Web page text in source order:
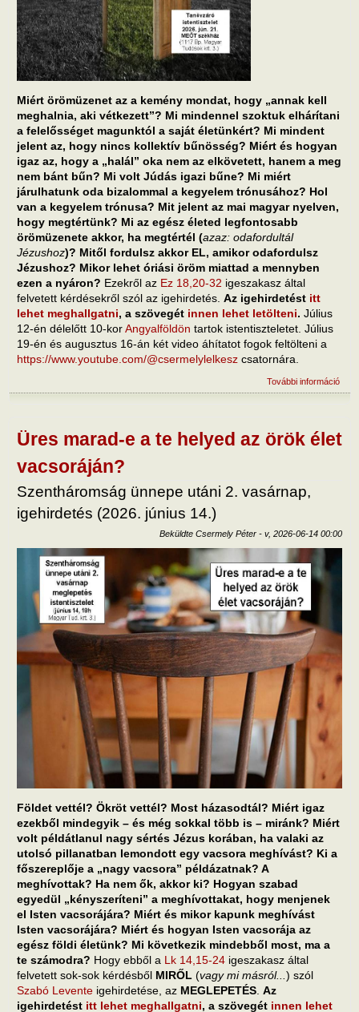
Miért örömüzenet az a kemény mondat, hogy „annak kell
meghalnia, aki vétkezett”? Mi mindennel szoktuk elhárítani
a felelősséget magunktól a saját életünkért? Mi mindent
jelent az, hogy nincs kollektív bűnösség? Miért és hogyan
igaz az, hogy a „halál” oka nem az elkövetett, hanem a meg
nem bánt bűn? Mi volt Júdás igazi bűne? Mi miért
járulhatunk oda bizalommal a kegyelem trónusához? Hol
van a kegyelem trónusa? Mit jelent az mai magyar nyelven,
hogy megtértünk? Mi az egész életed legfontosabb
örömüzenete akkor, ha megtértél (azaz: odafordultál
Jézushoz)? Mitől fordulsz akkor EL, amikor odafordulsz
Jézushoz? Mikor lehet óriási öröm miattad a mennyben
ezen a nyáron? Ezekről az Ez 18,20-32 igeszakasz által
felvetett kérdésekről szól az igehirdetés. Az igehirdetést itt
lehet meghallgatni, a szövegét innen lehet letölteni. Július
12-én délelőtt 10-korAngyalföldön tartok istentiszteletet. Július
19-én és augusztus 16-án két video áhítatot fogok feltölteni a
https://www.youtube.com/@csermelylelkesz csatornára.
További információ
Üres marad-e a te helyed az örök élet
vacsoráján?
Szentháromság ünnepe utáni 2. vasárnap,
igehirdetés (2026. június 14.)
Beküldte Csermely Péter - v, 2026-06-14 00:00
Földet vettél? Ökröt vettél? Most házasodtál? Miért igaz
ezekből mindegyik – és még sokkal több is – miránk? Miért
volt példátlanul nagy sértés Jézus korában, ha valaki az
utolsó pillanatban lemondott egy vacsora meghívást? Ki a
főszereplője a „nagy vacsora” példázatnak? A
meghívottak? Ha nem ők, akkor ki? Hogyan szabad
egyedül „kényszeríteni” a meghívottakat, hogy menjenek
el Isten vacsorájára? Miért és mikor kapunk meghívást
Isten vacsorájára? Miért és hogyan Isten vacsorája az
egész földi életünk? Mi következik mindebből most, ma a
te számodra? Hogy ebből a Lk 14,15-24 igeszakasz által
felvetett sok-sok kérdésből MIRŐL (vagy mi másról... ) szól
Szabó Levente igehirdetése, az MEGLEPETÉS Az
igehirdetést itt lehet meghallgatni, a szövegét innen lehet